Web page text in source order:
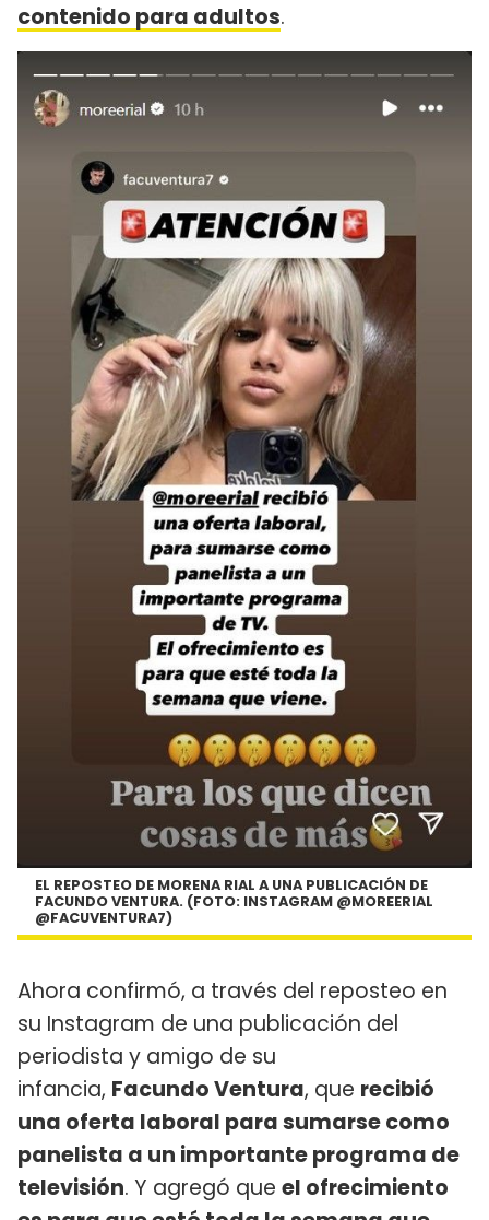
contenido para adultos.
EL REPOSTEO DE MORENA RIAL A UNA PUBLICACIÓN DE
FACUNDO VENTURA. (FOTO: INSTAGRAM @MOREERIAL
@FACUVENTURA7)
Ahora confirmó, a través del reposteo en
su Instagram de una publicación del
periodista y amigo de su
infancia, Facundo Ventura, que recibió
una oferta laboral para sumarse como
panelista a un importante programa de
televisión. Y agregó que el ofrecimiento